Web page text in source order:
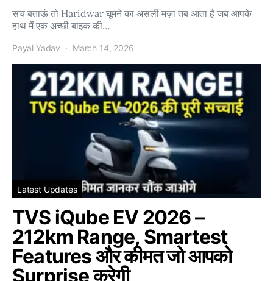
सच बताऊं तो Haridwar घूमने का असली मज़ा तब आता है जब आपके
हाथ में एक अच्छी बाइक की…
Payal Yadav March 14, 2026
Latest Updates
TVS iQube EV 2026 –
212km Range, Smartest
Features और कीमत जो आपको
Surprise करेगी